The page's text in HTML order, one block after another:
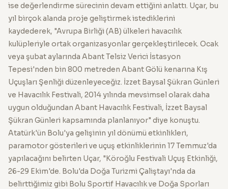
ise değerlendirme sürecinin devam ettiğini anlattı. Uçar, bu
yıl birçok alanda proje geliştirmek istediklerini
kaydederek, "Avrupa Birliği (AB) ülkeleri havacılık
kulüpleriyle ortak organizasyonlar gerçekleştirilecek. Ocak
veya şubat aylarında Abant Telsiz Verici İstasyon
Tepesi'nden bin 800 metreden Abant Gölü kenarına Kış
Uçuşları Şenliği düzenleyeceğiz. İzzet Baysal Şükran Günleri
ve Havacılık Festivali, 2014 yılında mevsimsel olarak daha
uygun olduğundan Abant Havacılık Festivali, İzzet Baysal
Şükran Günleri kapsamında planlanıyor" diye konuştu.
Atatürk'ün Bolu'ya gelişinin yıl dönümü etkinlikleri,
paramotor gösterileri ve uçuş etkinliklerinin 17 Temmuz'da
yapılacağını belirten Uçar, "Köroğlu Festivali Uçuş Etkinliği,
26-29 Ekim'de. Bolu'da Doğa Turizmi Çaliştayı'nda da
belirttiğimiz gibi Bolu Sportif Havacılık ve Doğa Sporları